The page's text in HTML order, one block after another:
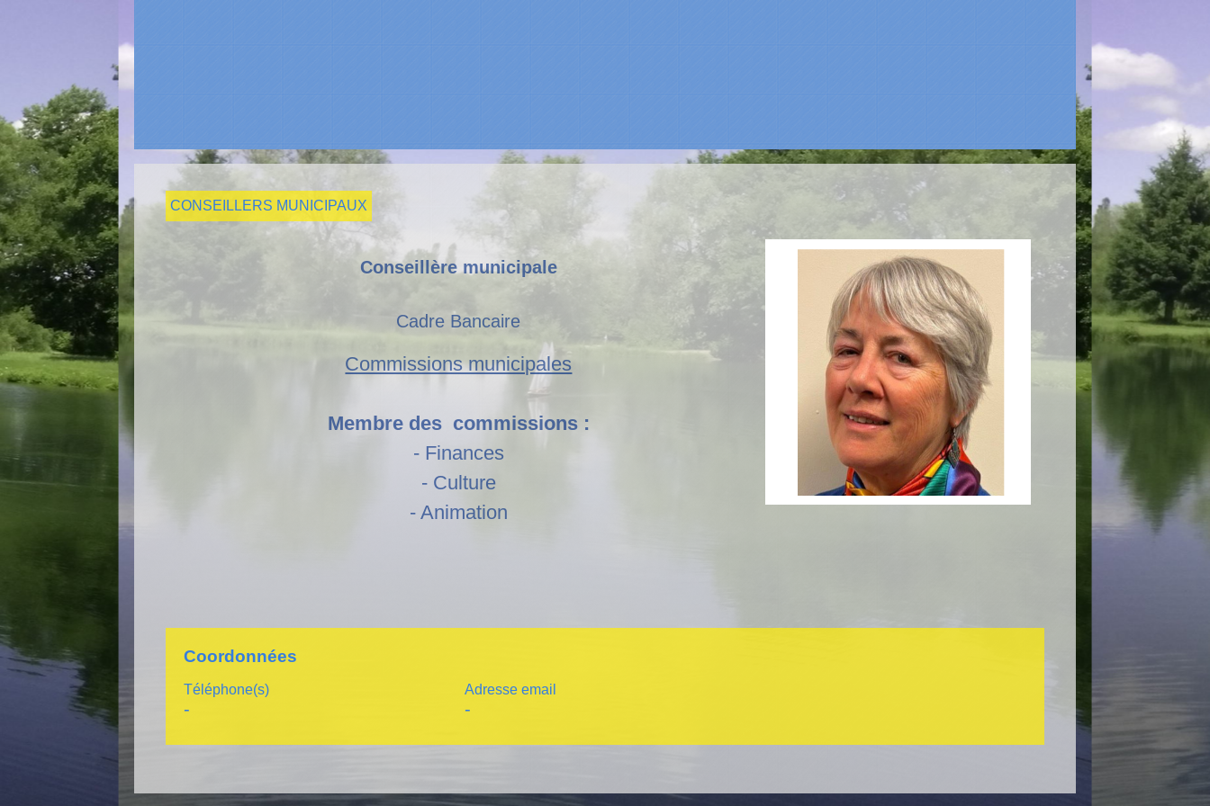
CONSEILLERS MUNICIPAUX
Conseillère municipale
Cadre Bancaire
Commissions municipales
Membre des commissions :
- Finances
- Culture
- Animation
Coordonnées
Téléphone(s)
-
Adresse email
-